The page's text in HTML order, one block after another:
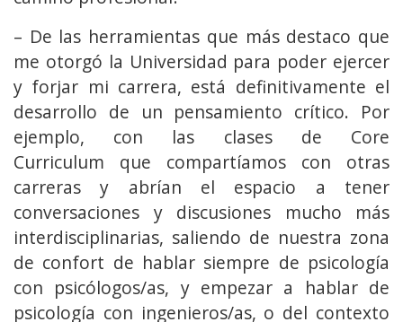
– De las herramientas que más destaco que
me otorgó la Universidad para poder ejercer
y forjar mi carrera, está definitivamente el
desarrollo de un pensamiento crítico. Por
ejemplo, con las clases de Core
Curriculum que compartíamos con otras
carreras y abrían el espacio a tener
conversaciones y discusiones mucho más
interdisciplinarias, saliendo de nuestra zona
de confort de hablar siempre de psicología
con psicólogos/as, y empezar a hablar de
psicología con ingenieros/as, o del contexto